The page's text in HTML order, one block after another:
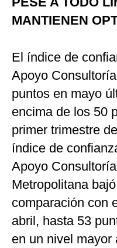
MANTIENEN
El índice de
Apoyo
puntos en mayo
encima de los 50
primer trimestre
índice de
Apoyo
Metropolitana
comparación con
abril, hasta 53
en un nivel mayor